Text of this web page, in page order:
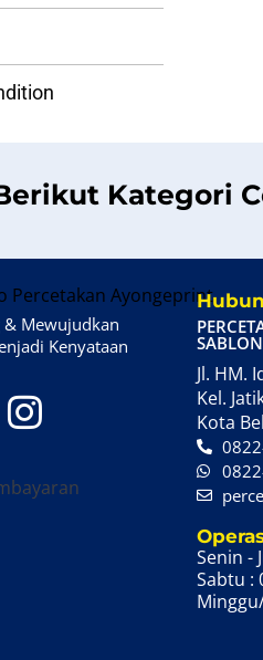
Kategori
Mewujudkan
Kenyataan
Jl. HM.
Kel.
Kota
Senin -
Sabtu :